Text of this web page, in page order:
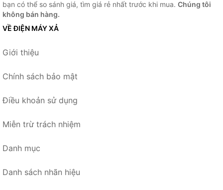
bạn có thể so sánh giá, tìm giá rẻ nhất trước khi mua. Chúng tôi
không bán hàng.
VỀ ĐIỆN MÁY XẢ
Giới thiệu
Chính sách bảo mật
Điều khoản sử dụng
Miễn trừ trách nhiệm
Danh mục
Danh sách nhãn hiệu